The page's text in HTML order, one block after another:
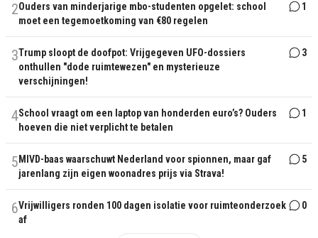
2Ouders van minderjarige mbo-studenten opgelet: school
moet een tegemoetkoming van €80 regelen
1
3Trump sloopt de doofpot: Vrijgegeven UFO-dossiers
onthullen "dode ruimtewezen" en mysterieuze
verschijningen!
3
4School vraagt om een laptop van honderden euro’s? Ouders
hoeven die niet verplicht te betalen
1
5 MIVD-baas waarschuwt Nederland voor spionnen, maar gaf
jarenlang zijn eigen woonadres prijs via Strava!
5
6Vrijwilligers ronden 100 dagen isolatie voor ruimteonderzoek
af
0